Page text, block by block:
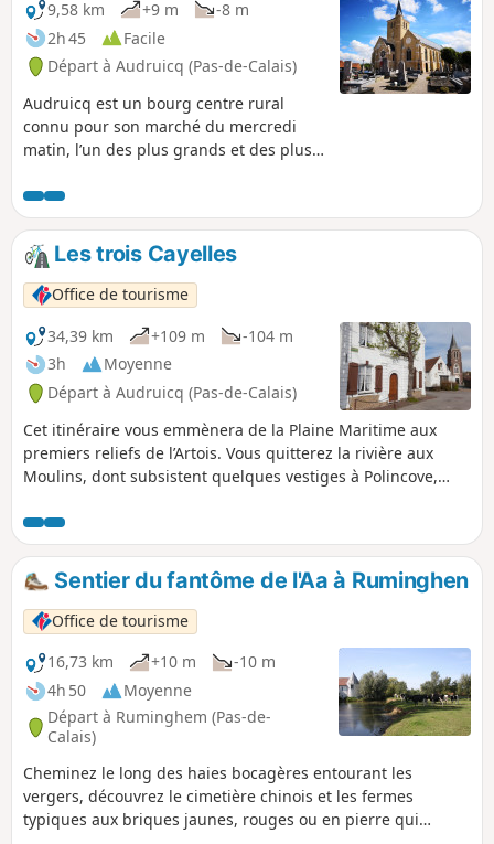
9,58 km
+9 m
-8 m
2h 45
Facile
Départ à Audruicq (Pas-de-Calais)
Audruicq est un bourg centre rural
connu pour son marché du mercredi
matin, l’un des plus grands et des plus
classé 4e Plus Beau Marché de France.
La vocation rurale d’Audruicq est
célébrée chaque année, deux semaines
avant Pâques, lors du célèbre concours
agricole qui réunit les acteurs du
monde paysan.
Les trois Cayelles
Office de tourisme
34,39 km
+109 m
-104 m
3h
Moyenne
Départ à Audruicq (Pas-de-Calais)
Cet itinéraire vous emmènera de la Plaine Maritime aux
premiers reliefs de l’Artois. Vous quitterez la rivière aux
Moulins, dont subsistent quelques vestiges à Polincove,
Calaisis. Les moines de Clairmarais étaient, au Moyen-Âge,
propriétaires d’une grande partie de ces terres boisées.
C’est d’ailleurs dans ces bois qu’ont été érigées plusieurs
chapelles dédiées à Saint-Antoine ou encore à la Vierge.
Sentier du fantôme de l'Aa à Ruminghen
Office de tourisme
16,73 km
+10 m
-10 m
4h 50
Moyenne
Départ à Ruminghem (Pas-de-
Calais)
Cheminez le long des haies bocagères entourant les
vergers, découvrez le cimetière chinois et les fermes
typiques aux briques jaunes, rouges ou en pierre qui